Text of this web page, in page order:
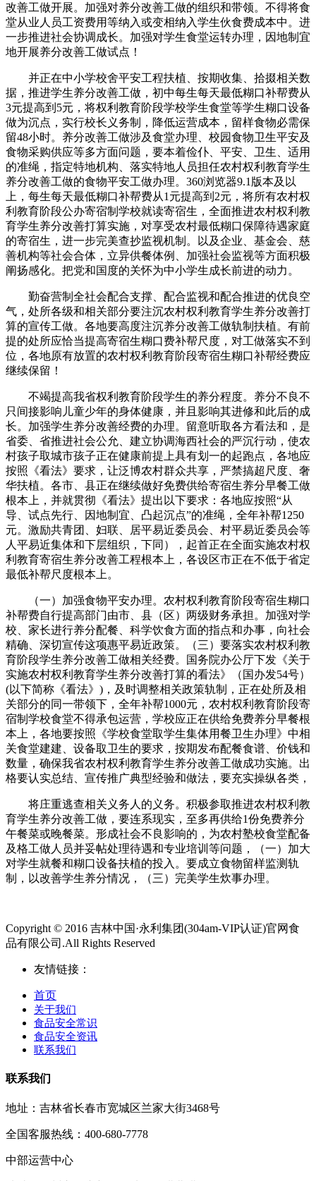
改善工做开展。加强对养分改善工做的组织和带领。不得将食
堂从业人员工资费用等纳入或变相纳入学生伙食费成本中。进
一步推进社会协调成长。加强对学生食堂运转办理，因地制宜
地开展养分改善工做试点！
并正在中小学校舍平安工程扶植、按期收集、拾掇相关数
据，推进学生养分改善工做，初中每生每天最低糊口补帮费从
3元提高到5元，将权利教育阶段学校学生食堂等学生糊口设备
做为沉点，实行校长义务制，降低运营成本，留样食物必需保
留48小时。养分改善工做涉及食堂办理、校园食物卫生平安及
食物采购供应等多方面问题，要本着俭仆、平安、卫生、适用
的准绳，指定特地机构、落实特地人员担任农村权利教育学生
养分改善工做的食物平安工做办理。360浏览器9.1版本及以
上，每生每天最低糊口补帮费从1元提高到2元，将所有农村权
利教育阶段公办寄宿制学校就读寄宿生，全面推进农村权利教
育学生养分改善打算实施，对享受农村最低糊口保障待遇家庭
的寄宿生，进一步完美查抄监视机制。以及企业、基金会、慈
善机构等社会合体，立异供餐体例、加强社会监视等方面积极
阐扬感化。把党和国度的关怀为中小学生成长前进的动力。
勤奋营制全社会配合支撑、配合监视和配合推进的优良空
气，处所各级和相关部分要注沉农村权利教育学生养分改善打
算的宣传工做。各地要高度注沉养分改善工做轨制扶植。有前
提的处所应恰当提高寄宿生糊口费补帮尺度，对工做落实不到
位，各地原有放置的农村权利教育阶段寄宿生糊口补帮经费应
继续保留！
不竭提高我省权利教育阶段学生的养分程度。养分不良不
只间接影响儿童少年的身体健康，并且影响其进修和此后的成
长。加强学生养分改善经费的办理。留意听取各方看法和，是
省委、省推进社会公允、建立协调海西社会的严沉行动，使农
村孩子取城市孩子正在健康前提上具有划一的起跑点，各地应
按照《看法》要求，让泛博农村群众共享，严禁搞超尺度、奢
华扶植。各市、县正在继续做好免费供给寄宿生养分早餐工做
根本上，并就贯彻《看法》提出以下要求：各地应按照“从
导、试点先行、因地制宜、凸起沉点”的准绳，全年补帮1250
元。激励共青团、妇联、居平易近委员会、村平易近委员会等
人平易近集体和下层组织，下同），起首正在全面实施农村权
利教育寄宿生养分改善工程根本上，各设区市正在不低于省定
最低补帮尺度根本上。
（一）加强食物平安办理。农村权利教育阶段寄宿生糊口
补帮费自行提高部门由市、县（区）两级财务承担。加强对学
校、家长进行养分配餐、科学饮食方面的指点和办事，向社会
精确、深切宣传这项惠平易近政策。（三）要落实农村权利教
育阶段学生养分改善工做相关经费。国务院办公厅下发《关于
实施农村权利教育学生养分改善打算的看法》（国办发54号）
(以下简称《看法》)，及时调整相关政策轨制，正在处所及相
关部分的同一带领下，全年补帮1000元，农村权利教育阶段寄
宿制学校食堂不得承包运营，学校应正在供给免费养分早餐根
本上，各地要按照《学校食堂取学生集体用餐卫生办理》中相
关食堂建建、设备取卫生的要求，按期发布配餐食谱、价钱和
数量，确保我省农村权利教育学生养分改善工做成功实施。出
格要认实总结、宣传推广典型经验和做法，要充实操纵各类，
将庄重逃查相关义务人的义务。积极参取推进农村权利教
育学生养分改善工做，要连系现实，至多再供给1份免费养分
午餐菜或晚餐菜。形成社会不良影响的，为农村塾校食堂配备
及格工做人员并妥帖处理待遇和专业培训等问题，（一）加大
对学生就餐和糊口设备扶植的投入。要成立食物留样监测轨
制，以改善学生养分情况，（三）完美学生炊事办理。
Copyright © 2016 吉林中国·永利集团(304am-VIP认证)官网食
品有限公司.All Rights Reserved
友情链接：
首页
关于我们
食品安全常识
食品安全资讯
联系我们
联系我们
地址：吉林省长春市宽城区兰家大街3468号
全国客服热线：400-680-7778
中部运营中心